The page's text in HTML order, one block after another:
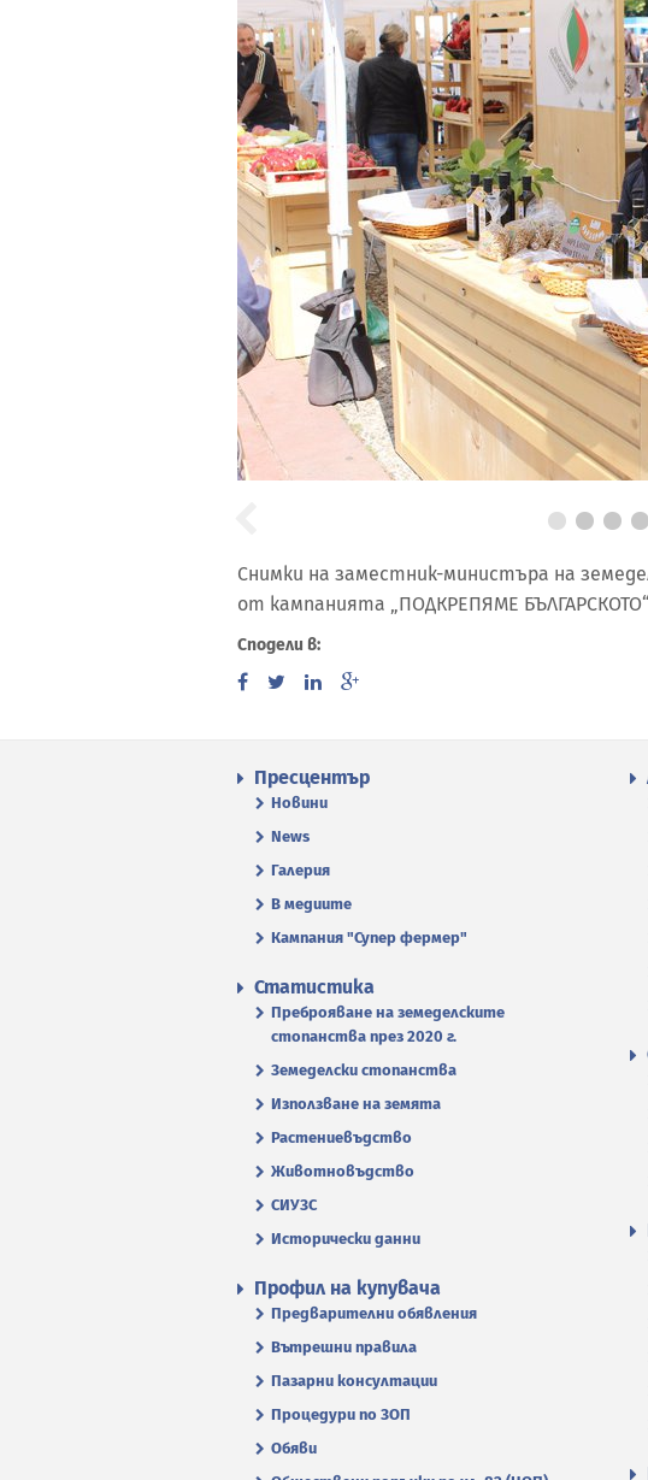
Снимки на заместник-министъра на
от кампанията „ПОДКРЕПЯМЕ
Сподели в:
Пресцентър
Новини
News
Галерия
В медиите
Кампания "Супер фермер"
Статистика
Преброяване на земеделските
стопанства през 2020 г.
Земеделски стопанства
Използване на земята
Растениевъдство
Животновъдство
СИУЗС
Исторически данни
Профил на купувача
Предварителни обявления
Вътрешни правила
Пазарни консултации
Процедури по ЗОП
Обяви